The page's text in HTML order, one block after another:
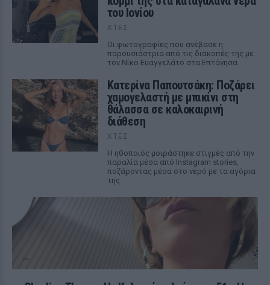
του Ιονίου
ΧΤΕΣ
Οι φωτογραφίες που ανέβασε η
παρουσιάστρια από τις διακοπές της με
τον Νίκο Ευαγγελάτο στα Επτάνησα
Κατερίνα Παπουτσάκη: Ποζάρει
χαμογελαστή με μπικίνι στη
θάλασσα σε καλοκαιρινή
διάθεση
ΧΤΕΣ
Η ηθοποιός μοιράστηκε στιγμές από την
παραλία μέσα από Instagram stories,
ποζάροντας μέσα στο νερό με τα αγόρια
της